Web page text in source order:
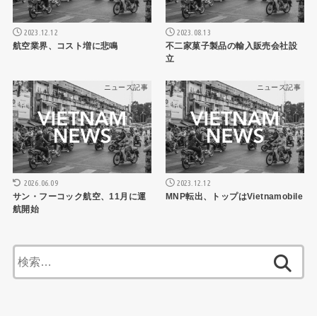
2023.12.12
航空業界、コスト増に悲鳴
2023.08.13
不二家菓子製品の輸入販売会社設
立
ニュース記事
2026.06.09
サン・フーコック航空、11月に運
航開始
ニュース記事
2023.12.12
MNP転出、トップはVietnamobile
索: